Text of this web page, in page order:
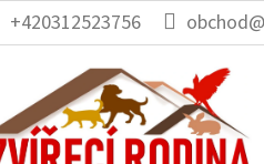
+420312523756